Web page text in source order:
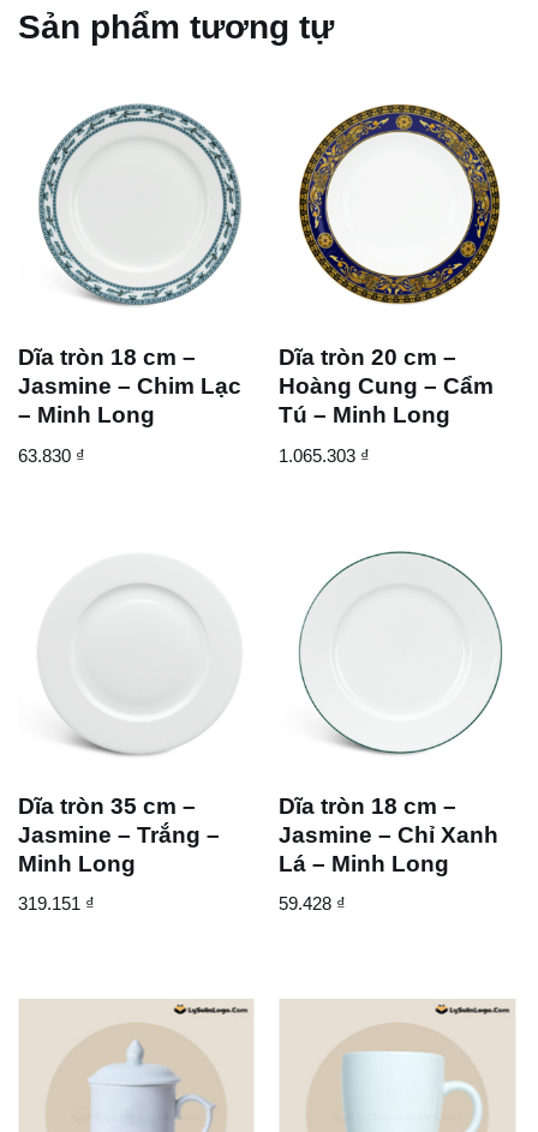
Sản phẩm tương tự
Dĩa tròn 18 cm –
Jasmine – Chim Lạc
– Minh Long
63.830 ₫
Dĩa tròn 20 cm –
Hoàng Cung – Cẩm
Tú – Minh Long
1.065.303 ₫
Dĩa tròn 35 cm –
Jasmine – Trắng –
Minh Long
319.151 ₫
Dĩa tròn 18 cm –
Jasmine – Chỉ Xanh
Lá – Minh Long
59.428 ₫